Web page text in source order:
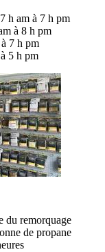
7 h am à 7 h pm
à 8 h pm
7 h pm
5 h pm
du remorquage
de propane